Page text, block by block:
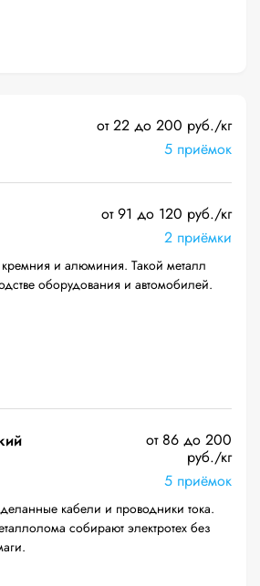
от 22 до 200 руб./кг
5 приёмок
от 91 до 120 руб./кг
2 приёмки
и алюминия. Такой металл
оборудования и автомобилей.
от 86 до 200
руб./кг
5 приёмок
кабели и проводники тока.
собирают электротех без